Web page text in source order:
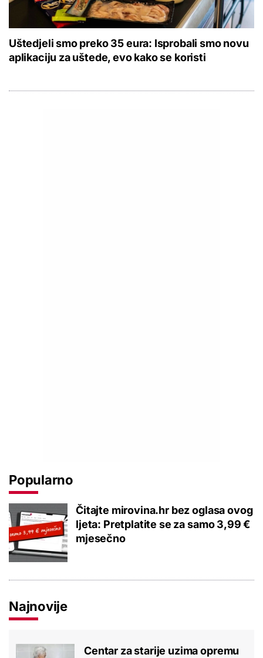
Uštedjeli smo preko 35 eura: Isprobali smo novu
aplikaciju za uštede, evo kako se koristi
Popularno
Čitajte mirovina.hr bez oglasa ovog
ljeta: Pretplatite se za samo 3,99 €
mjesečno
Najnovije
Centar za starije uzima opremu